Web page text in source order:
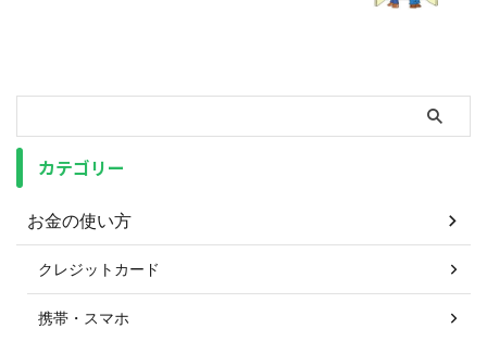
カテゴリー
お金の使い方
クレジットカード
携帯・スマホ